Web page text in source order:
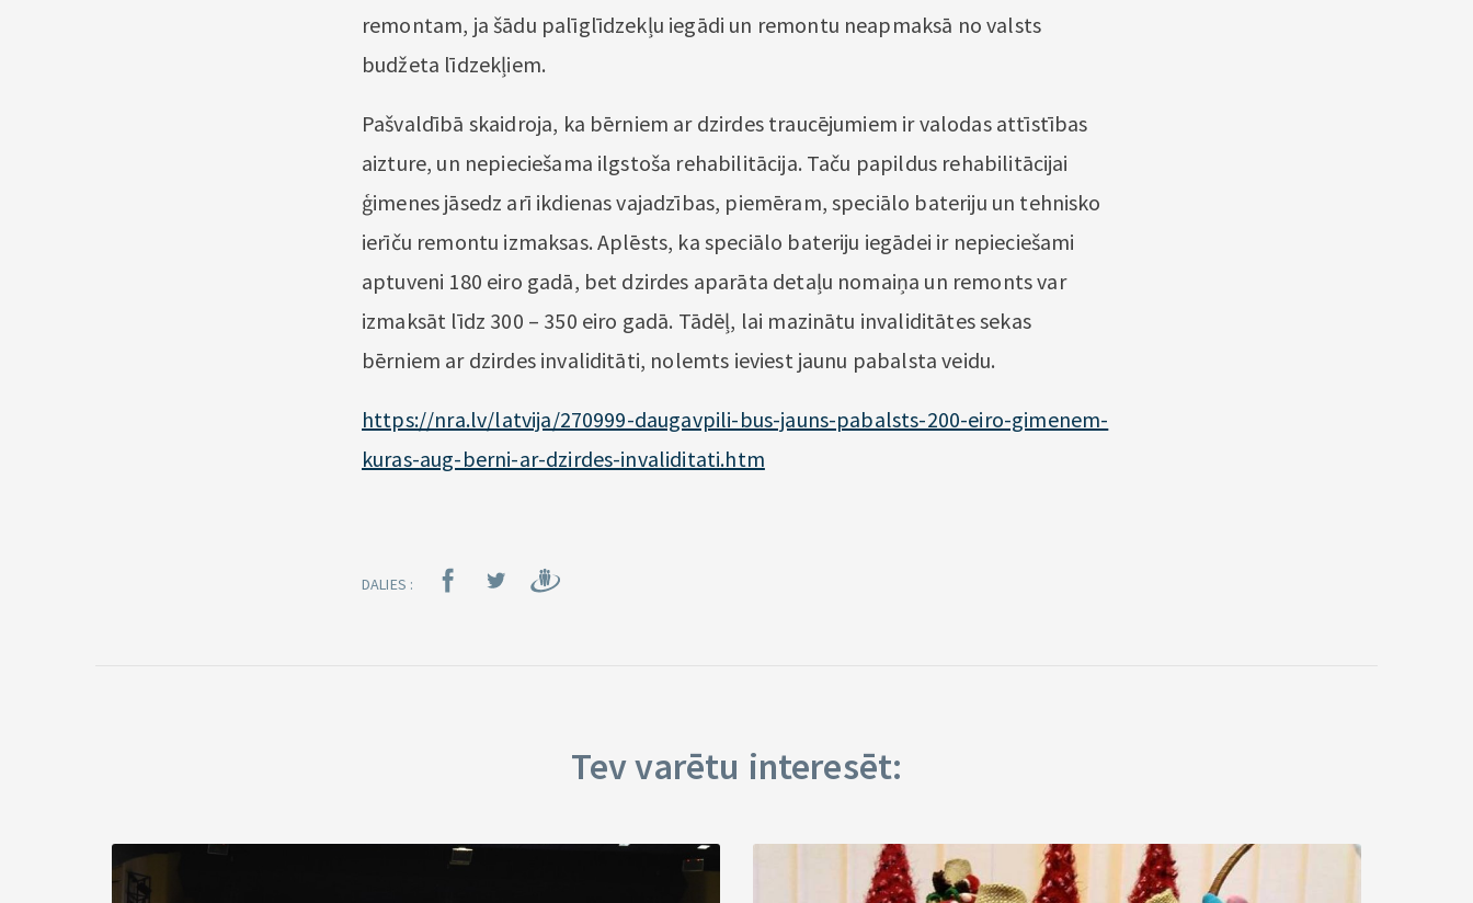
remontam, ja šādu palīglīdzekļu iegādi un remontu neapmaksā no valsts
budžeta līdzekļiem.
Pašvaldībā skaidroja, ka bērniem ar dzirdes traucējumiem ir valodas attīstības
aizture, un nepieciešama ilgstoša rehabilitācija. Taču papildus rehabilitācijai
ģimenes jāsedz arī ikdienas vajadzības, piemēram, speciālo bateriju un tehnisko
ierīču remontu izmaksas. Aplēsts, ka speciālo bateriju iegādei ir nepieciešami
aptuveni 180 eiro gadā, bet dzirdes aparāta detaļu nomaiņa un remonts var
izmaksāt līdz 300 – 350 eiro gadā. Tādēļ, lai mazinātu invaliditātes sekas
bērniem ar dzirdes invaliditāti, nolemts ieviest jaunu pabalsta veidu.
https://nra.lv/latvija/270999-daugavpili-bus-jauns-pabalsts-200-eiro-gimenem-
kuras-aug-berni-ar-dzirdes-invaliditati.htm
DALIES :
Tev varētu interesēt: